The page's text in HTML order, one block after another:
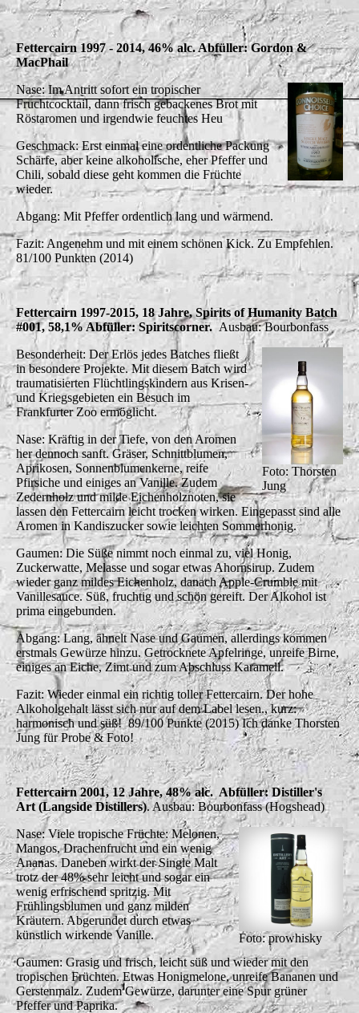
Fettercairn 1997 - 2014, 46% alc. Abfüller: Gordon &
MacPhail
Nase: Im Antritt sofort ein tropischer
Fruchtcocktail, dann frisch gebackenes Brot mit
Röstaromen und irgendwie feuchtes Heu
Geschmack: Erst einmal eine ordentliche Packung
Schärfe, aber keine alkoholische, eher Pfeffer und
Chili, sobald diese geht kommen die Früchte
wieder.
Abgang: Mit Pfeffer ordentlich lang und wärmend.
Fazit: Angenehm und mit einem schönen Kick. Zu Empfehlen.
81/100 Punkten (2014)
Fettercairn 1997-2015, 18 Jahre, Spirits of Humanity Batch
#001, 58,1% Abfüller: Spiritscorner. Ausbau: Bourbonfass
Foto: Thorsten
Jung
Besonderheit: Der Erlös jedes Batches fließt
in besondere Projekte. Mit diesem Batch wird
traumatisierten Flüchtlingskindern aus Krisen-
und Kriegsgebieten ein Besuch im
Frankfurter Zoo ermöglicht.
Nase: Kräftig in der Tiefe, von den Aromen
her dennoch sanft. Gräser, Schnittblumen,
Aprikosen, Sonnenblumenkerne, reife
Pfirsiche und einiges an Vanille. Zudem
Zedernholz und milde Eichenholznoten, sie
lassen den Fettercairn leicht trocken wirken. Eingepasst sind alle
Aromen in Kandiszucker sowie leichten Sommerhonig.
Gaumen: Die Süße nimmt noch einmal zu, viel Honig,
Zuckerwatte, Melasse und sogar etwas Ahornsirup. Zudem
wieder ganz mildes Eichenholz, danach Apple-Crumble mit
Vanillesauce. Süß, fruchtig und schön gereift. Der Alkohol ist
prima eingebunden.
Abgang: Lang, ähnelt Nase und Gaumen, allerdings kommen
erstmals Gewürze hinzu. Getrocknete Apfelringe, unreife Birne,
einiges an Eiche, Zimt und zum Abschluss Karamell.
Fazit: Wieder einmal ein richtig toller Fettercairn. Der hohe
Alkoholgehalt lässt sich nur auf dem Label lesen., kurz:
harmonisch und süß! 89/100 Punkte (2015) Ich danke Thorsten
Jung für Probe & Foto!
Fettercairn 2001, 12 Jahre, 48% alc. Abfüller: Distiller's
Art (Langside Distillers). Ausbau: Bourbonfass (Hogshead)
Foto: prowhisky
Nase: Viele tropische Früchte: Melonen,
Mangos, Drachenfrucht und ein wenig
Ananas. Daneben wirkt der Single Malt
trotz der 48% sehr leicht und sogar ein
wenig erfrischend spritzig. Mit
Frühlingsblumen und ganz milden
Kräutern. Abgerundet durch etwas
künstlich wirkende Vanille.
Gaumen: Grasig und frisch, leicht süß und wieder mit den
tropischen Früchten. Etwas Honigmelone, unreife Bananen und
Gerstenmalz. Zudem Gewürze, darunter eine Spur grüner
Pfeffer und Paprika.